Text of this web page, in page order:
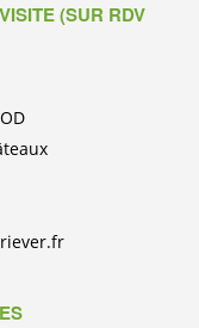
(SUR RDV